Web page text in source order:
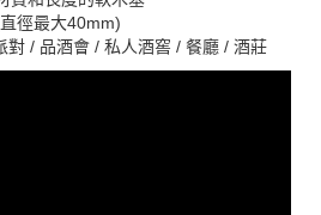
徑最大40mm)
對 / 品酒會 / 私人酒窖 / 餐廳 / 酒莊